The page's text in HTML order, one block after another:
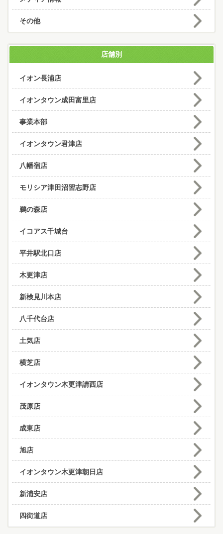
その他
店舗別
イオン長浦店
イオンタウン成田富里店
事業本部
イオンタウン君津店
八幡宿店
モリシア津田沼習志野店
鵜の森店
イコアス千城台
平井駅北口店
木更津店
新検見川本店
八千代台店
土気店
横芝店
イオンタウン木更津請西店
茂原店
成東店
旭店
イオンタウン木更津朝日店
新浦安店
四街道店